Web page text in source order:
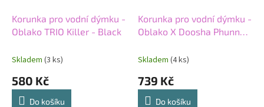
Korunka pro vodní dýmku -
Oblako TRIO Killer - Black
Skladem (3 ks)
580 Kč
Do košíku
Korunka pro vodní dýmku -
Oblako X Doosha Phunnel
Skladem (4 ks)
739 Kč
Do košíku